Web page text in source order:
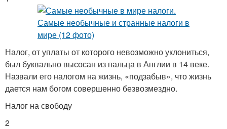
Налог, от уплаты от которого невозможно уклониться,
был буквально высосан из пальца в Англии в 14 веке.
Назвали его налогом на жизнь, «подзабыв», что жизнь
дается нам богом совершенно безвозмездно.
Налог на свободу
2